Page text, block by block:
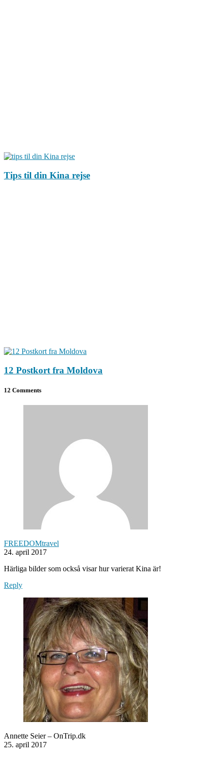
Tips til din Kina rejse
12 Postkort fra Moldova
12 Comments
FREEDOMtravel
24. april 2017
Härliga bilder som också visar hur varierat Kina är!
Reply
Annette Seier – OnTrip.dk
25. april 2017